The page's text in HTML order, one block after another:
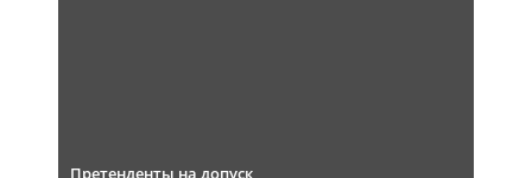
Претенденты на допуск